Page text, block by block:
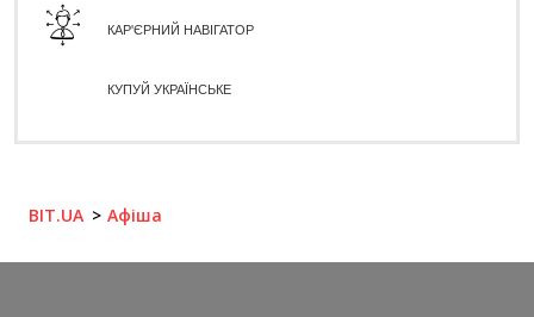
КАР'ЄРНИЙ НАВІГАТОР
КУПУЙ УКРАЇНСЬКЕ
BIT.UA Афіша